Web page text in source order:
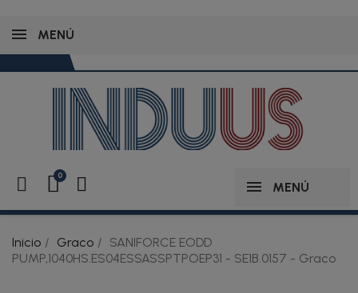
MENÚ
MENÚ
Inicio Graco
SANIFORCE EODD
PUMP,1040HS.ES04ESSASSPTPOEP31 - SE1B.0157 - Graco